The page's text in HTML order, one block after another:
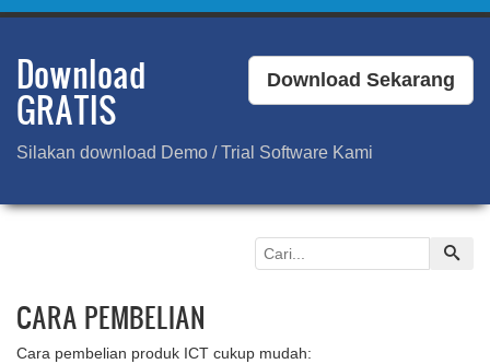
Download Sekarang
Download
GRATIS
Silakan download Demo / Trial Software Kami
CARA PEMBELIAN
Cara pembelian produk ICT cukup mudah: